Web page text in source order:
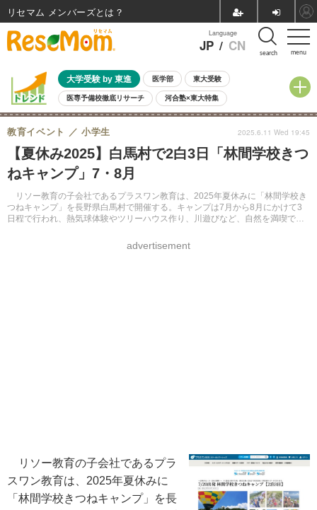
menu
Language
JP / CN search
大学受験 by 東進 医学部 東大受験
医専予備校徹底リサーチ 河合塾×東大特集
親子で考える大学選び 高校受験 中学受験 小学校受験
共通テスト 夏休み
8月開催イベント・WS 全国公立高校 過去問 人気記事
自由研究教材（小学生向け） 自由研究教材（中学生向け）
【夏休み2025】白馬村で2白3日「林間学校きつ
ねキャンプ」7・8月
リソー教育の子会社であるプラスワン教育は、2025年夏休みに「林間学校き
つねキャンプ」を長野県白馬村で開催する。キャンプは7月から8月にかけて3
日程で行われ、熱気球体験やツリーハウス作り、川遊びなど、自然を満喫でき
教育イベント 小学生
advertisement
2025.6.11 Wed 19:45
リソー教育の子会社であるプラ
スワン教育は、2025年夏休みに
「林間学校きつねキャンプ」を長
リセマム メンバーズ